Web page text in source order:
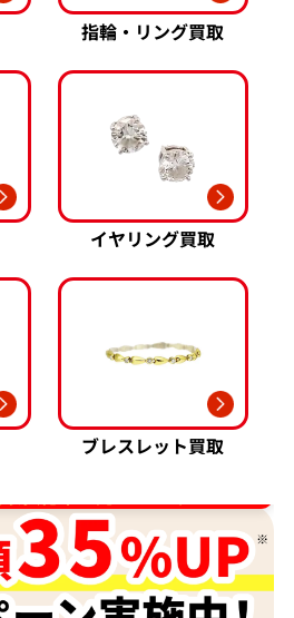
指輪・リング買取
イヤリング買取
ブレスレット買取